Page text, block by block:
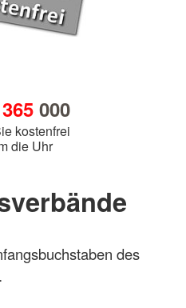
365000
kostenfrei
die Uhr
des